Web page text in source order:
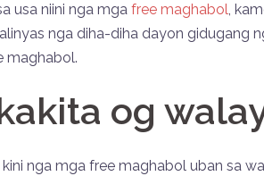
usa niini nga mga free maghabol,
nga diha-diha dayon gidugang
maghabol.
og
nga mga free maghabol uban sa